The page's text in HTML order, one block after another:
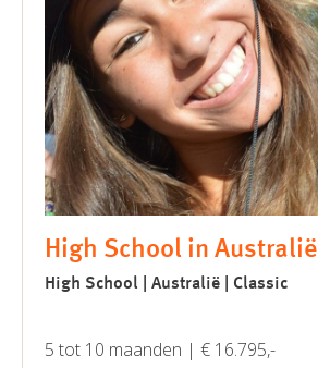
High School in Australië
High School | Australië | Classic
5 tot 10 maanden | € 16.795,-